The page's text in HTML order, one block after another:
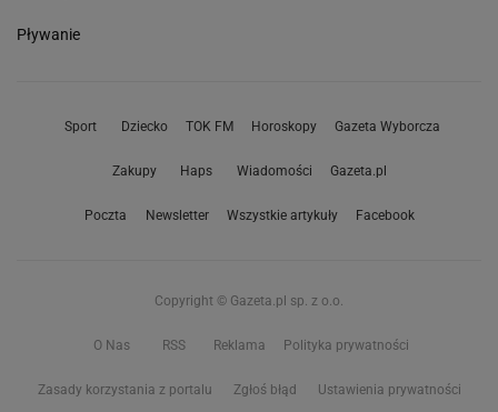
Pływanie
Sport Dziecko TOK FM Horoskopy Gazeta Wyborcza
Zakupy Haps Wiadomości Gazeta.pl
Poczta Newsletter Wszystkie artykuły Facebook
Copyright © Gazeta.pl sp. z o.o.
O Nas RSS Reklama Polityka prywatności
Zasady korzystania z portalu Zgłoś błąd Ustawienia prywatności